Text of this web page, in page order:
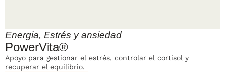
Energia, Estrés y ansiedad
PowerVita®
Apoyo para gestionar el estrés, controlar el cortisol y
recuperar el equilibrio.